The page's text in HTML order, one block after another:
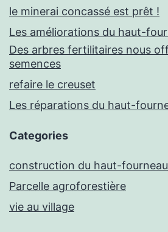
le minerai concassé est prêt !
Les améliorations du haut-
Des arbres fertilitaires nous
semences
refaire le creuset
Les réparations du haut-
Categories
construction du haut-fourneau
Parcelle agroforestière
vie au village